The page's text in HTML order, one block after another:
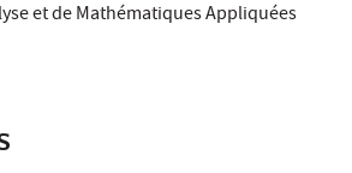
et de Mathématiques Appliquées